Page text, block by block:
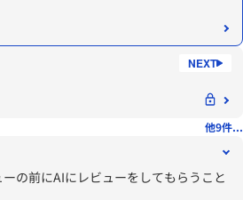
他9件...
の前にAIにレビューをしてもらうこと